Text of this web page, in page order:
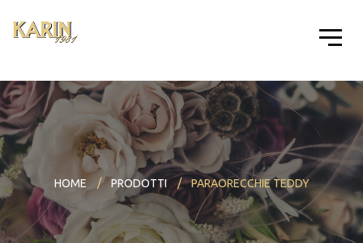
HOME PRODOTTI PARAORECCHIE TEDDY